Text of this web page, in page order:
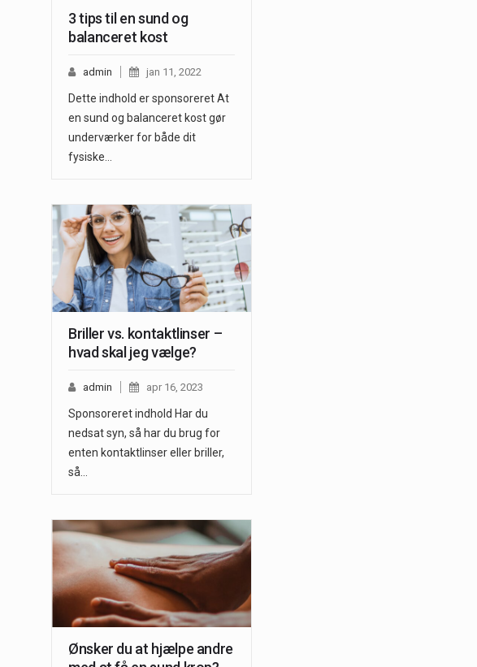
3 tips til en sund og
balanceret kost
admin jan 11, 2022
Dette indhold er sponsoreret At
en sund og balanceret kost gør
underværker for både dit
fysiske…
Briller vs. kontaktlinser –
hvad skal jeg vælge?
admin apr 16, 2023
Sponsoreret indhold Har du
nedsat syn, så har du brug for
enten kontaktlinser eller briller,
så…
Ønsker du at hjælpe andre